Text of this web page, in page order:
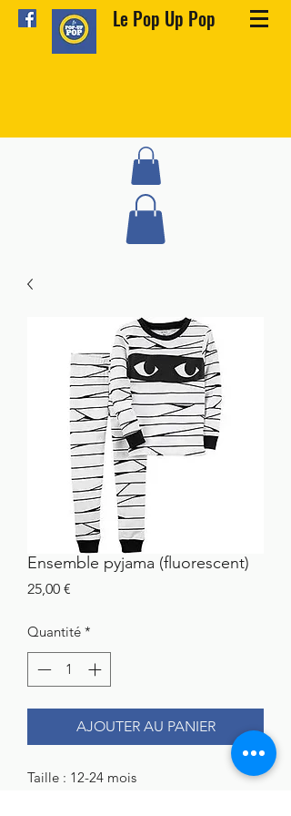
Le Pop Up Pop
Ensemble pyjama (fluorescent)
25,00 €
Quantité *
AJOUTER AU PANIER
Taille : 12-24 mois